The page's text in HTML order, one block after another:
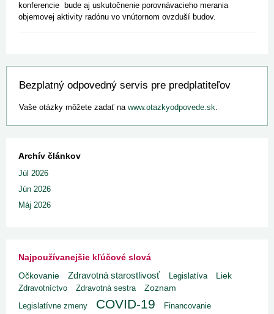
konferencie bude aj uskutočnenie porovnávacieho merania
objemovej aktivity radónu vo vnútornom ovzduší budov.
Bezplatný odpovedný servis pre predplatiteľov
Vaše otázky môžete zadať na www.otazkyodpovede.sk.
Archív článkov
Júl 2026
Jún 2026
Máj 2026
Najpoužívanejšie kľúčové slová
Očkovanie Zdravotná starostlivosť Legislatíva Liek
Zdravotníctvo Zdravotná sestra
Zoznam
Legislatívne zmeny
COVID-19
Financovanie